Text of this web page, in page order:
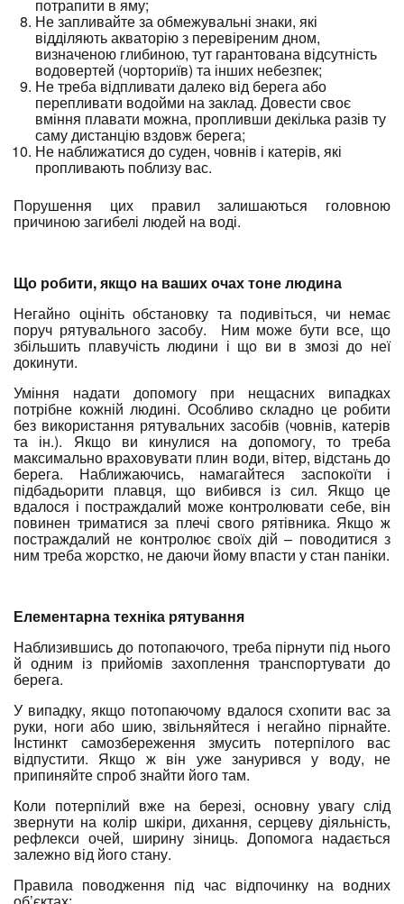
потрапити в яму;
Не запливайте за обмежувальні знаки, які
відділяють акваторію з перевіреним дном,
визначеною глибиною, тут гарантована відсутність
водовертей (чорториїв) та інших небезпек;
Не треба відпливати далеко від берега або
перепливати водойми на заклад. Довести своє
вміння плавати можна, пропливши декілька разів ту
саму дистанцію вздовж берега;
Не наближатися до суден, човнів і катерів, які
пропливають поблизу вас.
Порушення цих правил залишаються головною
причиною загибелі людей на воді.
Що робити, якщо на ваших очах тоне людина
Негайно оцініть обстановку та подивіться, чи немає
поруч рятувального засобу. Ним може бути все, що
збільшить плавучість людини і що ви в змозі до неї
докинути.
Уміння надати допомогу при нещасних випадках
потрібне кожній людині. Особливо складно це робити
без використання рятувальних засобів (човнів, катерів
та ін.). Якщо ви кинулися на допомогу, то треба
максимально враховувати плин води, вітер, відстань до
берега. Наближаючись, намагайтеся заспокоїти і
підбадьорити плавця, що вибився із сил. Якщо це
вдалося і постраждалий може контролювати себе, він
повинен триматися за плечі свого рятівника. Якщо ж
постраждалий не контролює своїх дій – поводитися з
ним треба жорстко, не даючи йому впасти у стан паніки.
Елементарна техніка рятування
Наблизившись до потопаючого, треба пірнути під нього
й одним із прийомів захоплення транспортувати до
берега.
У випадку, якщо потопаючому вдалося схопити вас за
руки, ноги або шию, звільняйтеся і негайно пірнайте.
Інстинкт самозбереження змусить потерпілого вас
відпустити. Якщо ж він уже занурився у воду, не
припиняйте спроб знайти його там.
Коли потерпілий вже на березі, основну увагу слід
звернути на колір шкіри, дихання, серцеву діяльність,
рефлекси очей, ширину зіниць. Допомога надається
залежно від його стану.
Правила поводження під час відпочинку на водних